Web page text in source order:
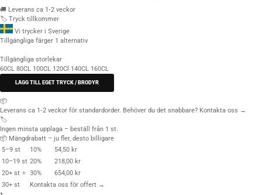
🚚 Leverans ca 1‑2 veckor
🏷️ Tryck tillkommer
Vi trycker i Sverige
Tillgängliga färger 1 alternativ
Tillgängliga storlekar
60CL 80CL 100CL 120Cl 140CL 160CL
LÄGG TILL EGET TRYCK / BRODYR
📦
Leverans ca 1‑2 veckor för standardorder. Behöver du det snabbare? Kontakta oss →
🏷️
Ingen minsta upplaga – beställ från 1 st.
📦 Mängdrabatt – ju fler, desto billigare
5–9 st
10%
54,50 kr
10–19 st 20%
218,00 kr
20+ st ⭐ 30%
654,00 kr
30+ st
Kontakta oss för offert →